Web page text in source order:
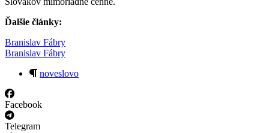
Ďalšie články:
Branislav Fábry
Branislav Fábry
noveslovo
Facebook
Telegram